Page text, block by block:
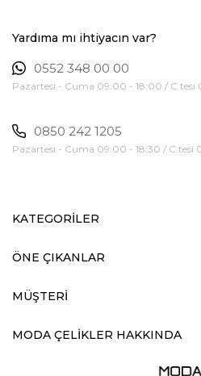
Yardıma mı ihtiyacın var?
0552 348 00 00
Pazartesi - Cuma 09:00 - 18:00 / C.tesi
0850 242 1205
Pazartesi - Cuma 09:00 - 18:30 / C.tesi
KATEGORİLER
ÖNE ÇIKANLAR
MÜŞTERİ
MODA ÇELİKLER HAKKINDA